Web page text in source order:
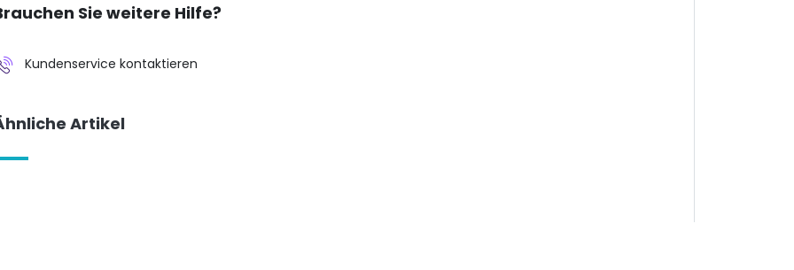
Sie weitere Hilfe?
Kundenservice kontaktieren
Artikel